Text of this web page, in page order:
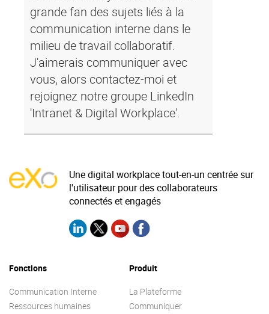
grande fan des sujets liés à la
communication interne dans le
milieu de travail collaboratif.
J'aimerais communiquer avec
vous, alors contactez-moi et
rejoignez notre groupe LinkedIn
'Intranet & Digital Workplace'.
Une digital workplace tout-en-un centrée sur
l'utilisateur pour des collaborateurs
connectés et engagés
Fonctions
Communication Interne
Ressources humaines
Produit
La Plateforme
Communiquer